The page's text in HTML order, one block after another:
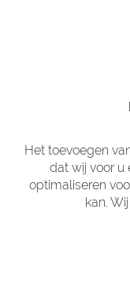
Het toevoegen
dat wij voor u
optimaliseren
kan.